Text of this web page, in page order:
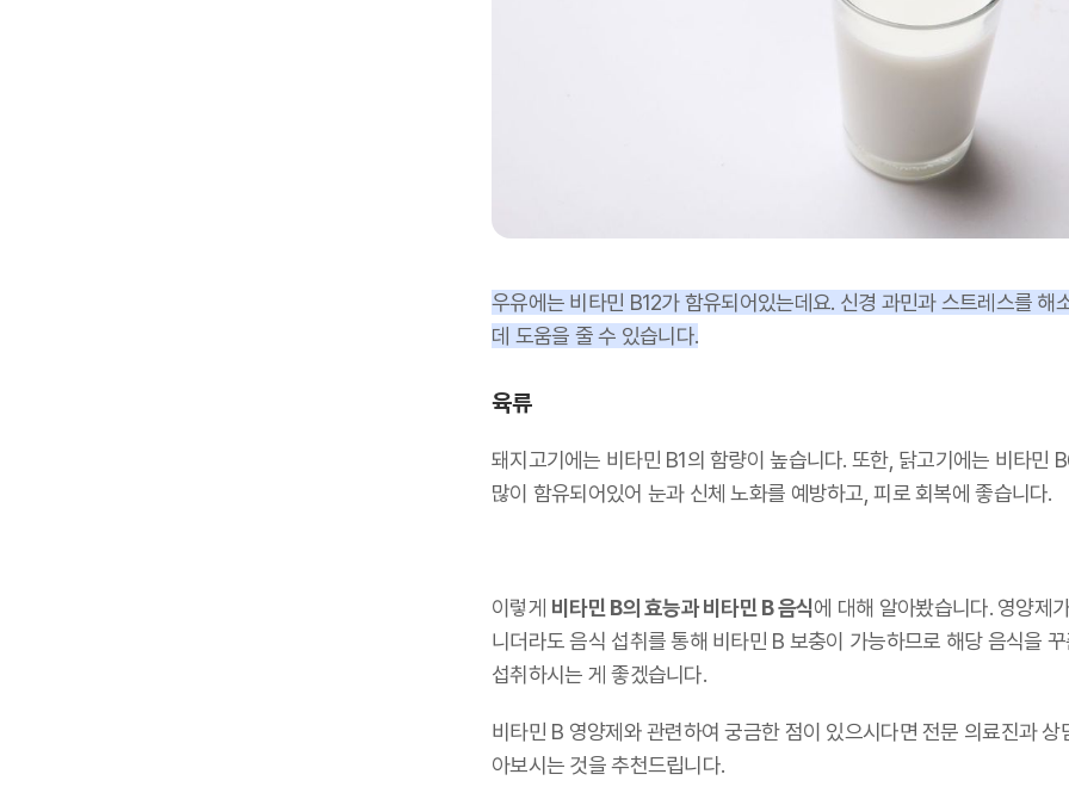
우유에는 비타민 B12가 함유되어있는데요. 신경 과민과 스트레스를 해
데 도움을 줄 수 있습니다.
육류
돼지고기에는 비타민 B1의 함량이 높습니다. 또한, 닭고기에는 비타민
많이 함유되어있어 눈과 신체 노화를 예방하고, 피로 회복에 좋습니다.
이렇게 비타민 B의 효능과 비타민 B 음식에 대해 알아봤습니다. 영양제
니더라도 음식 섭취를 통해 비타민 B 보충이 가능하므로 해당 음식을
섭취하시는 게 좋겠습니다.
비타민 B 영양제와 관련하여 궁금한 점이 있으시다면 전문 의료진과 상
아보시는 것을 추천드립니다.